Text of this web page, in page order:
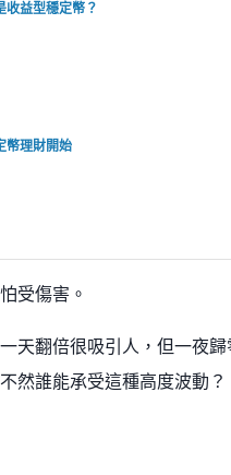
收益型穩定幣？
幣理財開始
受傷害。
天翻倍很吸引人，但一夜歸
然誰能承受這種高度波動？